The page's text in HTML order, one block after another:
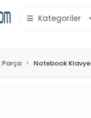
Kategoriler
Parça Notebook Klavye